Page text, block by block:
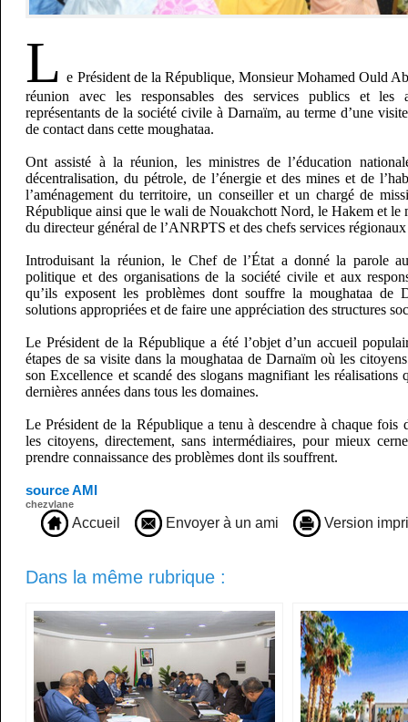
L e Président de la République, Monsieur Mohamed Ould
réunion avec les responsables des services publics et les
représentants de la société civile à Darnaïm, au terme d’une
de contact dans cette moughataa.
Ont assisté à la réunion, les ministres de l’éducation
décentralisation, du pétrole, de l’énergie et des mines et de
l’aménagement du territoire, un conseiller et un chargé de
République ainsi que le wali de Nouakchott Nord, le Hakem et le
du directeur général de l’ANRPTS et des chefs services
Introduisant la réunion, le Chef de l’État a donné la parole
politique et des organisations de la société civile et aux
qu’ils exposent les problèmes dont souffre la moughataa de
solutions appropriées et de faire une appréciation des structures
Le Président de la République a été l’objet d’un accueil
étapes de sa visite dans la moughataa de Darnaïm où les
son Excellence et scandé des slogans magnifiant les réalisations
dernières années dans tous les domaines.
Le Président de la République a tenu à descendre à chaque fois
les citoyens, directement, sans intermédiaires, pour mieux
prendre connaissance des problèmes dont ils souffrent.
source AMI
chezvlane
Accueil Envoyer à un ami Version
Dans la même rubrique :